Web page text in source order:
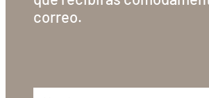
correo.